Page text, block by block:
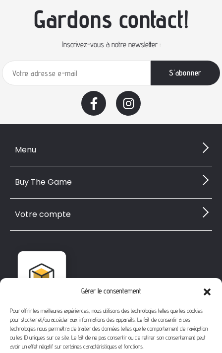
Gérer le consentement
Pour offrir les meilleures expériences, nous utilisons des technologies telles que les cookies
pour stocker et/ou accéder aux informations des appareils. Le fait de consentir à ces
technologies nous permettra de traiter des données telles que le comportement de navigation
ou les ID uniques sur ce site. Le fait de ne pas consentir ou de retirer son consentement peut
avoir un effet négatif sur certaines caractéristiques et fonctions.
Gardons contact!
Inscrivez-vous à notre newsletter :
Menu
Buy The Game
Votre compte